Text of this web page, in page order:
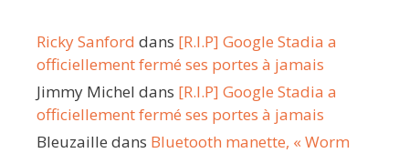
Ricky Sanford dans [R.I.P] Google Stadia a
officiellement fermé ses portes à jamais
Jimmy Michel dans [R.I.P] Google Stadia a
officiellement fermé ses portes à jamais
Bleuzaille dans Bluetooth manette, « Worm